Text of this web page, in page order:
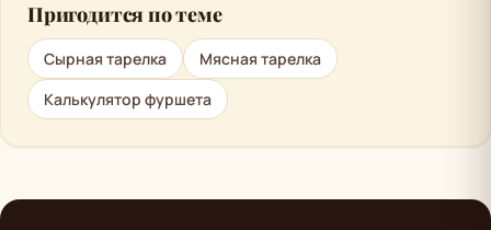
Пригодится по теме
Сырная тарелка
Мясная тарелка
Калькулятор фуршета